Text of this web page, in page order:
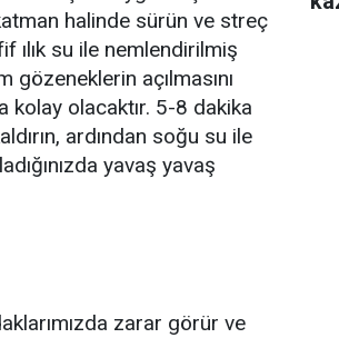
halinde sürün ve streç
ılık su ile nemlendirilmiş
açılmasını
olacaktır. 5-8 dakika
ardından soğu su ile
yavaş yavaş
zarar görür ve